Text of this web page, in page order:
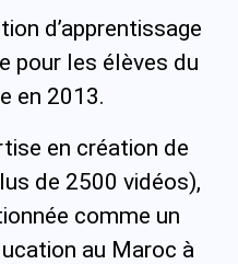
d’apprentissage
pour les élèves du
en 2013.
en création de
de 2500 vidéos),
comme un
au Maroc à